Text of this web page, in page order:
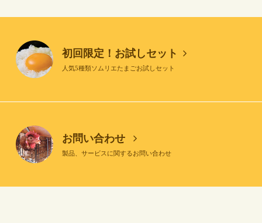
初回限定！お試しセット
人気5種類ソムリエたまごお試しセット
お問い合わせ
製品、サービスに関するお問い合わせ